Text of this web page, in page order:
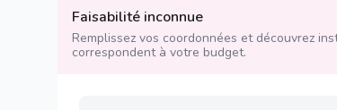
Faisabilité inconnue
Remplissez vos coordonnées et découvrez
correspondent à votre budget.